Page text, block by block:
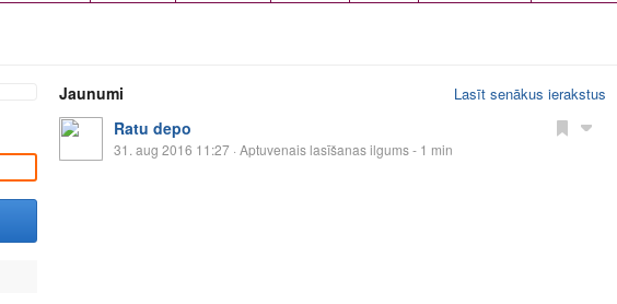
Jaunumi Lasīt senākus ierakstus
Ratu depo
31. aug 2016 11:27 · Aptuvenais lasīšanas ilgums - 1 min